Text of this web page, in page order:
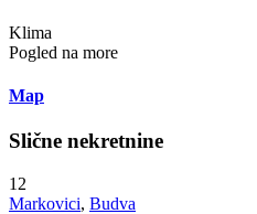
Klima
Pogled na more
Map
Slične nekretnine
12
Markovici, Budva